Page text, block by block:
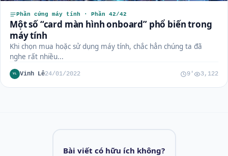
Phần cứng máy tính · Phần 42/42
Một số “card màn hình onboard” phổ biến trong
máy tính
Khi chọn mua hoặc sử dụng máy tính, chắc hẳn chúng ta đã
nghe rất nhiều...
VL Vinh Lê24/01/2022 9' 3,122
Bài viết có hữu ích không?